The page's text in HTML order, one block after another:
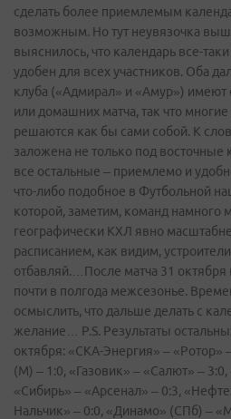
сделать более приемлемым
возможным. Но тут неувязочка
выяснилось, что календарь все-
удобен для всех участников. Оба
клуба («Адмирал» и «Амур»)
или домашних матча, так что
решаются как бы сами собой. К
заложена не только под
все остальные – приемлемо и
что-либо подобное в Футбольной
которой, заметим, команд намного
географически КХЛ явно
расписанием, как видим,
отбавляй.…После матча 31 октября
почти в полгода межсезонье.
осмыслить, что дальше делать с
желание… P.S. Результаты
октября: «СКА-Энергия» – «Ротор»
(М) – 1:0, «Газовик» – «Салют» –
«Сибирь» – «Арсенал» – 0:3,
Нальчик» – 0:0, «Динамо» (СПб) –